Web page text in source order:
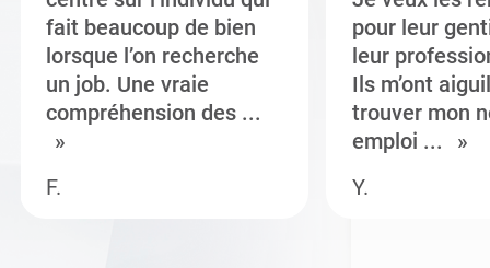
fait beaucoup de bien
lorsque l’on recherche
un job. Une vraie
compréhension des ...
F.
pour leur
leur
Ils m’ont
trouver mon
emploi ...
Y.